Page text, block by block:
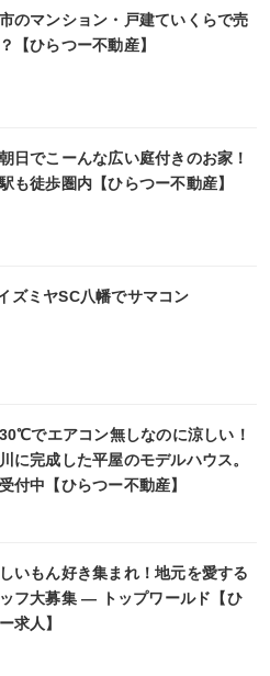
のマンション・戸建ていくらで売
【ひらつー不動産】
日でこーんな広い庭付きのお家！
も徒歩圏内【ひらつー不動産】
ズミヤSC八幡でサマコン
でエアコン無しなのに涼しい！
に完成した平屋のモデルハウス。
付中【ひらつー不動産】
いもん好き集まれ！地元を愛する
フ大募集 ― トップワールド【ひ
求人】